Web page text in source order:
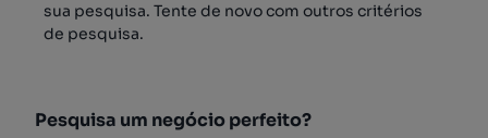
sua pesquisa. Tente de novo com outros critérios
de pesquisa.
Pesquisa um negócio perfeito?